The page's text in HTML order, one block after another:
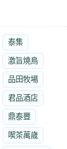
泰集
激旨燒鳥
品田牧場
君品酒店
鼎泰豐
喫茶萬歲